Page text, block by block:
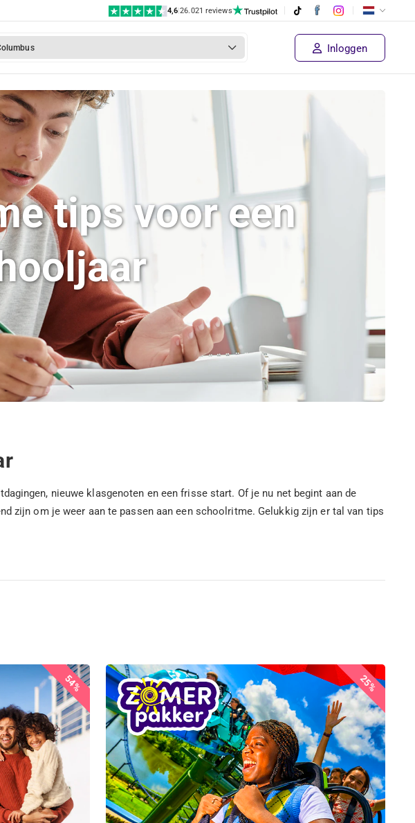
4,6|26.021 reviews
Inloggen
tips voor een
nieuwe klasgenoten en een frisse start. Of je nu net begint aan de
zijn om je weer aan te passen aan een schoolritme. Gelukkig zijn er tal van tips
54% 25%